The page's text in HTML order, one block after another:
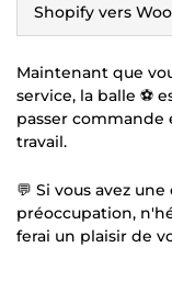
Shopify vers
Maintenant que
service, la balle ⚽
passer
travail.
💬 Si vous avez
préoccupation,
ferai un plaisir de